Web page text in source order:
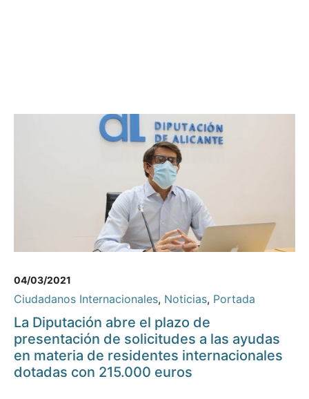
04/03/2021
Ciudadanos Internacionales, Noticias, Portada
La Diputación abre el plazo de
presentación de solicitudes a las ayudas
en materia de residentes internacionales
dotadas con 215.000 euros